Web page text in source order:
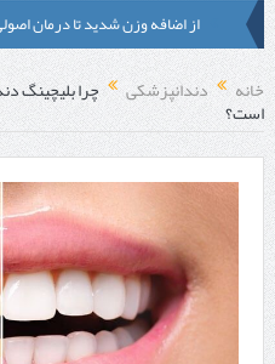
از اضافه وزن شدید تا درمان
لیزر موهای زائد شاتی یا رولی؟
مشهد
قبل از تماس با تعمیرکار ماشین
ایران
محصولات تراست؛ بهترین
خانه دندانپزشکی چرا بلیچینگ
است؟